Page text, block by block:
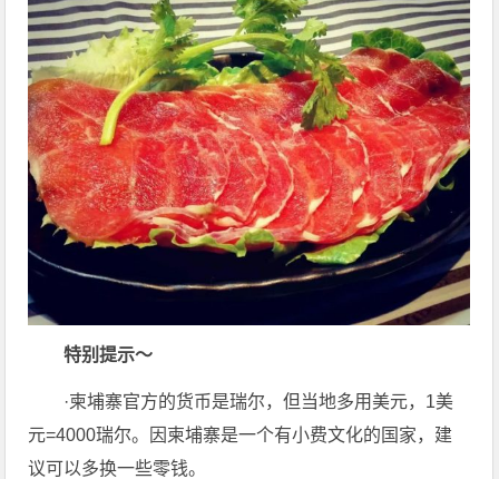
特别提示～
·柬埔寨官方的货币是瑞尔，但当地多用美元，1美
元=4000瑞尔。因柬埔寨是一个有小费文化的国家，建
议可以多换一些零钱。